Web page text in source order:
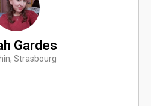
Gardes
Strasbourg